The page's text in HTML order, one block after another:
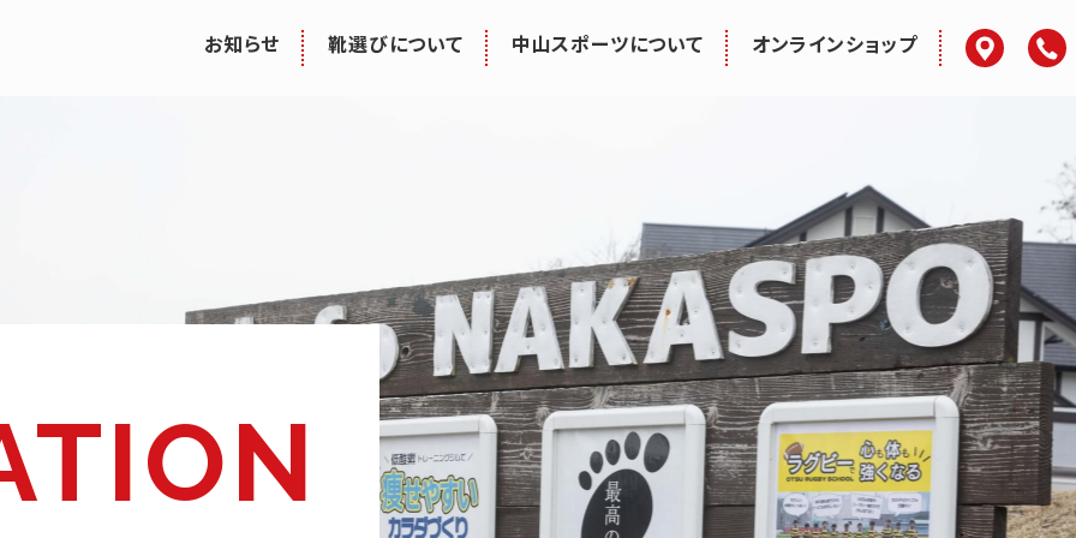
お知らせ 靴選びについて 中山スポーツについて オンラインショップ アクセス電話